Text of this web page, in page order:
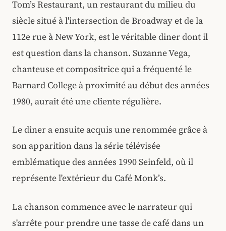
Tom’s Restaurant, un restaurant du milieu du
siècle situé à l'intersection de Broadway et de la
112e rue à New York, est le véritable diner dont il
est question dans la chanson. Suzanne Vega,
chanteuse et compositrice qui a fréquenté le
Barnard College à proximité au début des années
1980, aurait été une cliente régulière.
Le diner a ensuite acquis une renommée grâce à
son apparition dans la série télévisée
emblématique des années 1990 Seinfeld, où il
représente l'extérieur du Café Monk’s.
La chanson commence avec le narrateur qui
s'arrête pour prendre une tasse de café dans un